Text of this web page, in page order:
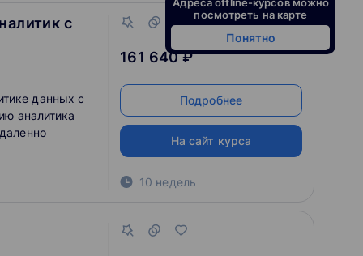
посмотреть на карте
Понятно
с
данных с
аналитика
161 640 ₽
Подробнее
На сайт курса
10 недель